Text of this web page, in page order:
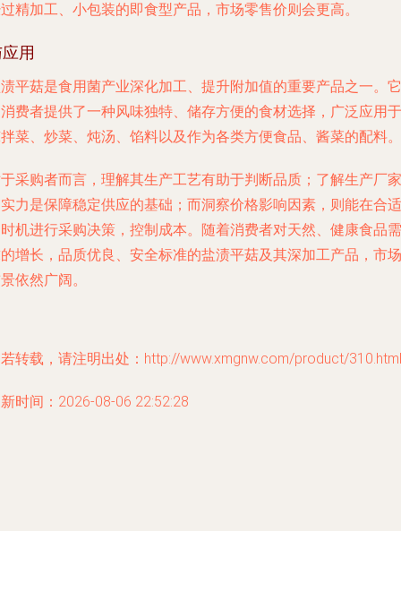
精加工、小包装的即食型产品，市场零售价则会更高。
用
平菇是食用菌产业深化加工、提升附加值的重要产品之一。它
费者提供了一种风味独特、储存方便的食材选择，广泛应用于
菜、炒菜、炖汤、馅料以及作为各类方便食品、酱菜的配料。
采购者而言，理解其生产工艺有助于判断品质；了解生产厂家
力是保障稳定供应的基础；而洞察价格影响因素，则能在合适
机进行采购决策，控制成本。随着消费者对天然、健康食品需
增长，品质优良、安全标准的盐渍平菇及其深加工产品，市场
依然广阔。
转载，请注明出处：http://www.xmgnw.com/product/310.html
时间：2026-08-06 22:52:28